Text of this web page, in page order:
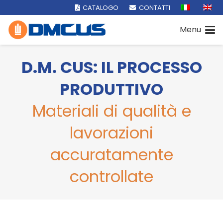
CATALOGO CONTATTI
Menu
D.M. CUS: IL PROCESSO
PRODUTTIVO
Materiali di qualità e
lavorazioni
accuratamente
controllate